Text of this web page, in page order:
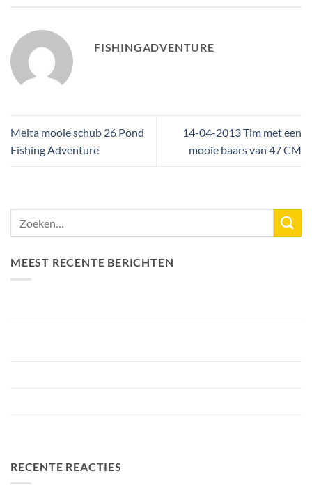
FISHINGADVENTURE
Melta mooie schub 26 Pond
Fishing Adventure
14-04-2013 Tim met een
mooie baars van 47 CM
MEEST RECENTE BERICHTEN
RECENTE REACTIES